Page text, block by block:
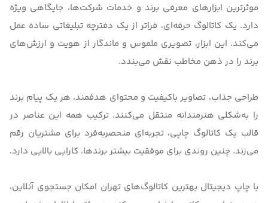
موثرترین ابزارهای معرفی برند و خدمات شرکت‌ها، جایگاهی ویژه
دارد. یک کاتالوگ حرفه‌ای، فراتر از یک دفترچه تبلیغاتی ساده عمل
می‌کند. این ابزار، تصویری ملموس و ماندگار از هویت و ارزش‌های
برند را در ذهن مخاطب نقش می‌بندد.
طراحی جذاب، تصاویر باکیفیت و محتوای هدفمند، هر یک پیام برند
را به‌شکلی هنرمندانه منتقل می‌کنند. ترکیب همه این عناصر در
قالب یک کاتالوگ چاپی، تجربه‌ای منحصر‌به‌فرد برای مشتریان رقم
می‌زند. چنین روندی برای موفقیت بیشتر برندها، کارایی بالایی دارد.
با چاپ دیجیتال بهترین کاتالوگ‌های تهران امکان جستجوی آنلاین،